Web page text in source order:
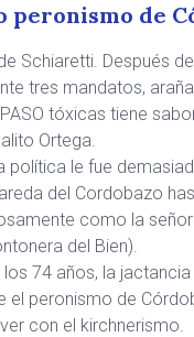
peronismo de
Schiaretti. Después
tres mandatos,
tóxicas tiene
Ortega.
política le fue
del Cordobazo
como la
del Bien).
los 74 años, la jactancia
el peronismo de
con el kirchnerismo.